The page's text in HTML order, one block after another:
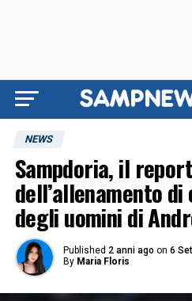
NEWS
Sampdoria, il report
dell’allenamento
degli uomini di
Published 2 anni ago on 6
By Maria Floris